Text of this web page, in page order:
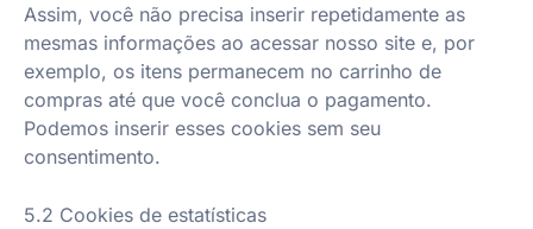
Assim, você não precisa inserir repetidamente as
mesmas informações ao acessar nosso site e, por
exemplo, os itens permanecem no carrinho de
compras até que você conclua o pagamento.
Podemos inserir esses cookies sem seu
consentimento.
5.2 Cookies de estatísticas